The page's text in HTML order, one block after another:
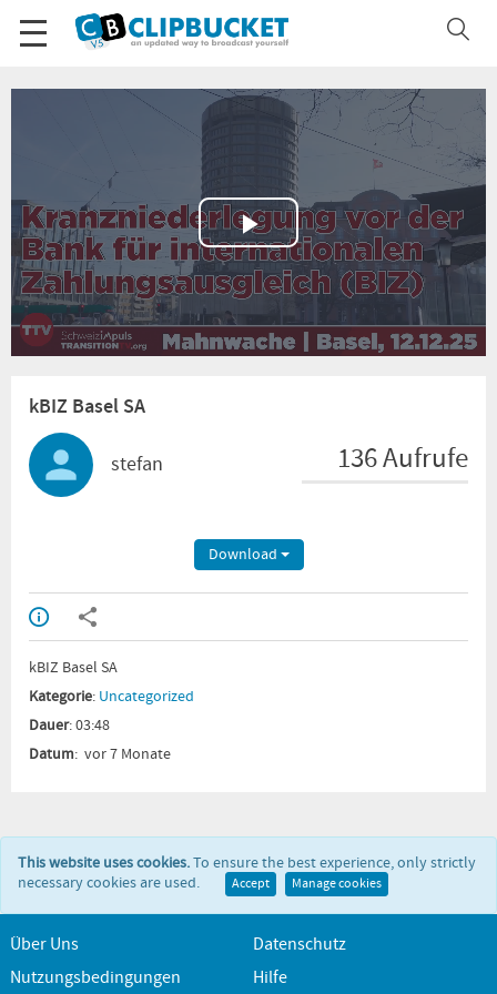
Play
Video
kBIZ Basel SA
stefan 136 Aufrufe
Download
kBIZ Basel SA
Kategorie: Uncategorized
Dauer: 03:48
Datum: vor 7 Monate
This website uses cookies.To ensure the best experience, only strictly
necessary cookies are used.
Accept Manage cookies
Über Uns
Datenschutz
Nutzungsbedingungen
Hilfe